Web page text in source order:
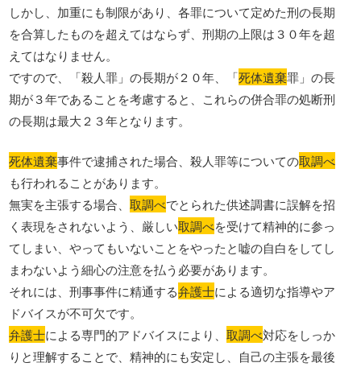
しかし、加重にも制限があり、各罪について定めた刑の長期
を合算したものを超えてはならず、刑期の上限は３０年を超
えてはなりません。
ですので、「殺人罪」の長期が２０年、「死体遺棄罪」の長
期が３年であることを考慮すると、これらの併合罪の処断刑
の長期は最大２３年となります。
死体遺棄事件で逮捕された場合、殺人罪等についての取調べ
も行われることがあります。
無実を主張する場合、取調べでとられた供述調書に誤解を招
く表現をされないよう、厳しい取調べを受けて精神的に参っ
てしまい、やってもいないことをやったと嘘の自白をしてし
まわないよう細心の注意を払う必要があります。
それには、刑事事件に精通する弁護士による適切な指導やア
ドバイスが不可欠です。
弁護士による専門的アドバイスにより、取調べ対応をしっか
りと理解することで、精神的にも安定し、自己の主張を最後